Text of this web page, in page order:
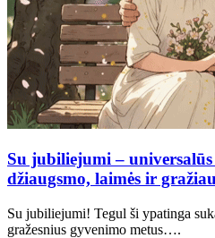
Su jubiliejumi –
džiaugsmo, laimės ir
Su jubiliejumi! Tegul ši ypatinga
gražesnius gyvenimo metus….